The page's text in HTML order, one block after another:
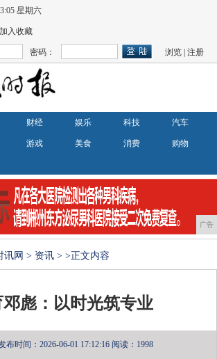
星期六
加入收藏
密码： 浏览 |注册
财经 娱乐 科技 汽车
游戏 美食 消费 购物
广告
讯网 > 资讯 > >正文内容
彪：以时光筑专业
布时间：2026-06-01 17:12:16 阅读：1998